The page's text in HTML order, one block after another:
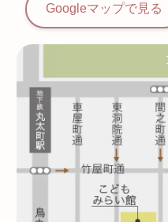
Googleマップで見る